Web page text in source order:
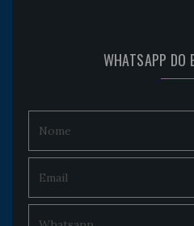
WHATSAPP DO